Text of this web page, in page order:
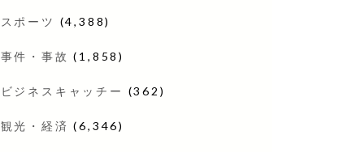
スポーツ (4,388)
事件・事故 (1,858)
ビジネスキャッチー (362)
観光・経済 (6,346)